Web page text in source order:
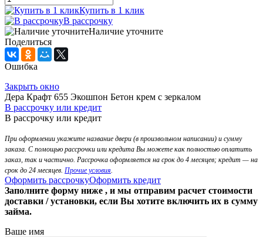
Купить в 1 клик
В рассрочку
Наличие уточните
Поделиться
Ошибка
Закрыть окно
Дера Крафт 655 Экошпон Бетон крем с зеркалом
В рассрочку или кредит
В рассрочку или кредит
При оформлении укажите название двери (в произвольном написании) и сумму
заказа. С помощью рассрочки или кредита Вы можете как полностью оплатить
заказ, так и частично. Рассрочка оформляется на срок до 4 месяцев; кредит — на
срок до 24 месяцев. Прочие условия
Оформить рассрочкуОформить кредит
Заполните форму ниже , и мы отправим расчет стоимости
доставки / установки, если Вы хотите включить их в сумму
займа.
Ваше имя